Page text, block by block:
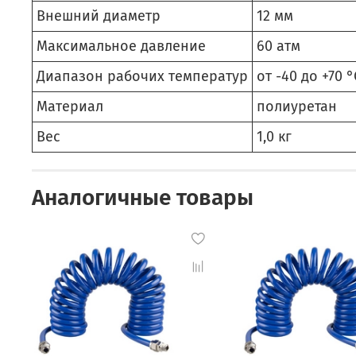
Внешний диаметр
12 мм
Максимальное давление
60 атм
Диапазон рабочих температур от -40 до +70
Материал
полиуретан
Вес
1,0 кг
Аналогичные товары